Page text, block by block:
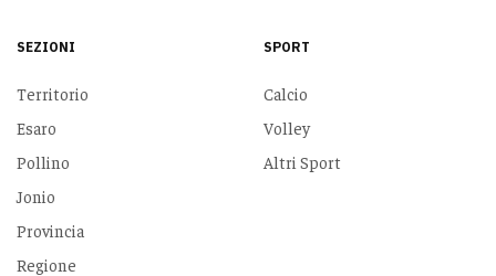
SEZIONI
Territorio
Esaro
Pollino
Jonio
Provincia
Regione
SPORT
Calcio
Volley
Altri Sport